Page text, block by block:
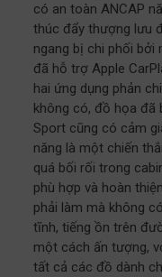
có an toàn ANCAP
thúc đẩy thượng lưu
ngang bị chi phối bởi
đã hỗ trợ Apple
hai ứng dụng phản
không có, đồ họa đã
Sport cũng có cảm
năng là một chiến
quá bối rối trong
phù hợp và hoàn
phải làm mà không
tĩnh, tiếng ồn trên
một cách ấn tượng,
tất cả các đồ dành